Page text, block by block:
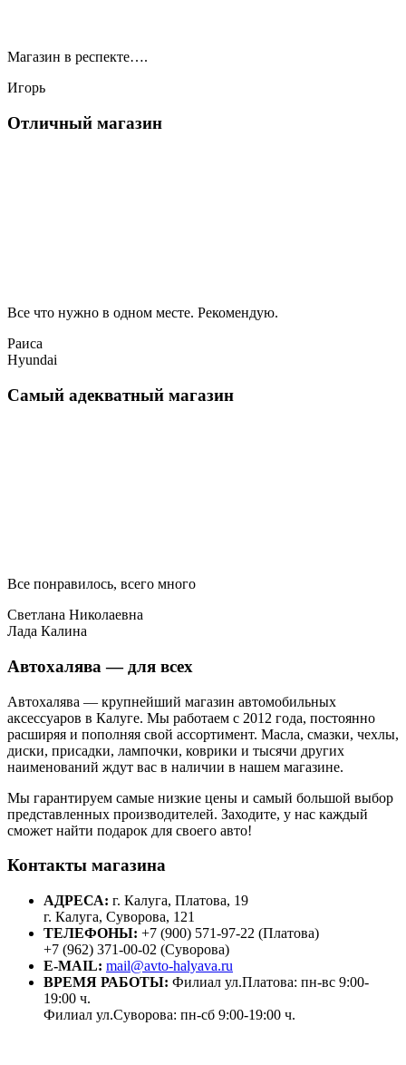
Магазин в респекте….
Игорь
Отличный магазин
Все что нужно в одном месте. Рекомендую.
Раиса
Hyundai
Самый адекватный магазин
Все понравилось, всего много
Светлана Николаевна
Лада Калина
Автохалява — для всех
Автохалява — крупнейший магазин автомобильных
аксессуаров в Калуге. Мы работаем с 2012 года, постоянно
расширяя и пополняя свой ассортимент. Масла, смазки, чехлы,
диски, присадки, лампочки, коврики и тысячи других
наименований ждут вас в наличии в нашем магазине.
Мы гарантируем самые низкие цены и самый большой выбор
представленных производителей. Заходите, у нас каждый
сможет найти подарок для своего авто!
Контакты магазина
АДРЕСА: г. Калуга, Платова, 19
г. Калуга, Суворова, 121
ТЕЛЕФОНЫ: +7 (900) 571-97-22 (Платова)
+7 (962) 371-00-02 (Суворова)
E-MAIL: mail@avto-halyava.ru
ВРЕМЯ РАБОТЫ: Филиал ул.Платова: пн-вс 9:00-
19:00 ч.
Филиал ул.Суворова: пн-сб 9:00-19:00 ч.